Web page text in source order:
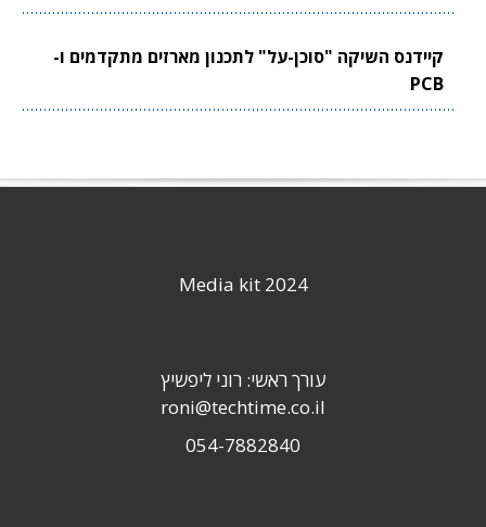
קיידנס השיקה "סוכן-על" לתכנון מארזים מתקדמים ו-
PCB
Media kit 2024
עורך ראשי: רוני ליפשיץ
roni@techtime.co.il
054-7882840